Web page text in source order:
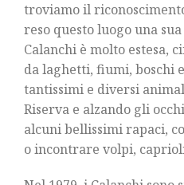
troviamo il
reso questo luogo una sua
Calanchi è molto estesa,
da laghetti, fiumi, boschi
tantissimi e diversi
Riserva e alzando gli
alcuni bellissimi rapaci,
o incontrare volpi,